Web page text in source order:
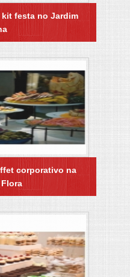
festa no Jardim
corporativo na